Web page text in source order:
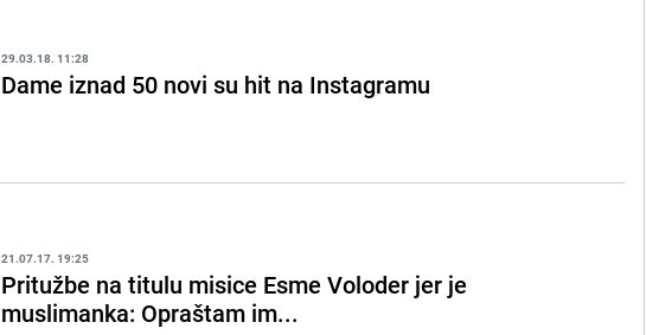
29.03.18. 11:28
Dame iznad 50 novi su hit na Instagramu
21.07.17. 19:25
Pritužbe na titulu misice Esme Voloder jer je
muslimanka: Opraštam im...